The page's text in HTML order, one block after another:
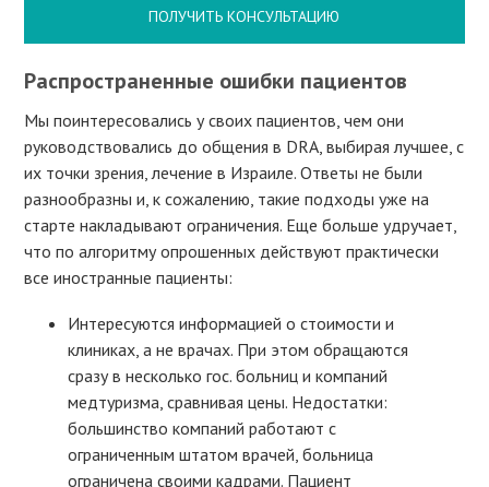
ПОЛУЧИТЬ КОНСУЛЬТАЦИЮ
Распространенные ошибки пациентов
Мы поинтересовались у своих пациентов, чем они
руководствовались до общения в DRA, выбирая лучшее, с
их точки зрения, лечение в Израиле. Ответы не были
разнообразны и, к сожалению, такие подходы уже на
старте накладывают ограничения. Еще больше удручает,
что по алгоритму опрошенных действуют практически
все иностранные пациенты:
Интересуются информацией о стоимости и
клиниках, а не врачах. При этом обращаются
сразу в несколько гос. больниц и компаний
медтуризма, сравнивая цены. Недостатки:
большинство компаний работают с
ограниченным штатом врачей, больница
ограничена своими кадрами. Пациент